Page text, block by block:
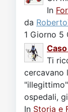
In
da
1 Giorno 5
Ti
cercavano
ospedali,
In Storia e